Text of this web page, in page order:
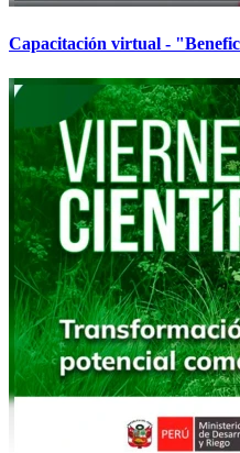
Capacitación virtual -